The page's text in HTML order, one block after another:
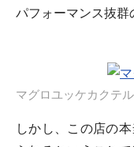
パフォーマンス抜群
マグロユッケカクテル
しかし、この店の